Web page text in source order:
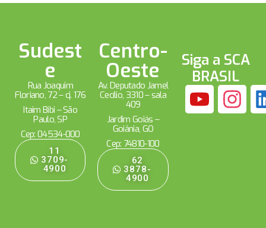
Sudest
e
Rua Joaquim
Floriano, 72 – cj. 176
Itaim Bibi – São
Paulo, SP
Cep: 04534-000
11
3709-
4900
Centro-
Oeste
Av. Deputado Jamel
Cecílio, 3310 – sala
409
Jardim Goiás –
Goiânia, GO
Cep: 74810-100
62
3878-
4900
Siga a SCA
BRASIL